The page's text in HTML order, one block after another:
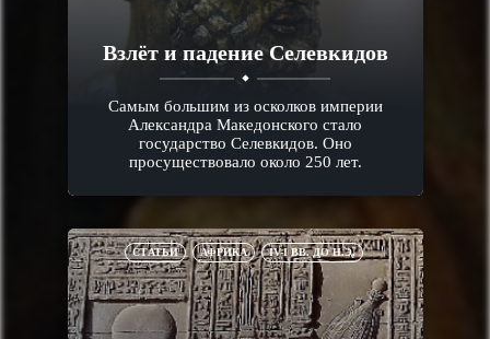
Взлёт и падение Селевкидов
Самым большим из осколков империи
Александра Македонского стало
государство Селевкидов. Оно
просуществовало около 250 лет.
СТАТЬИ АФРИКА IV-I ВВ. ДО Н.Э.